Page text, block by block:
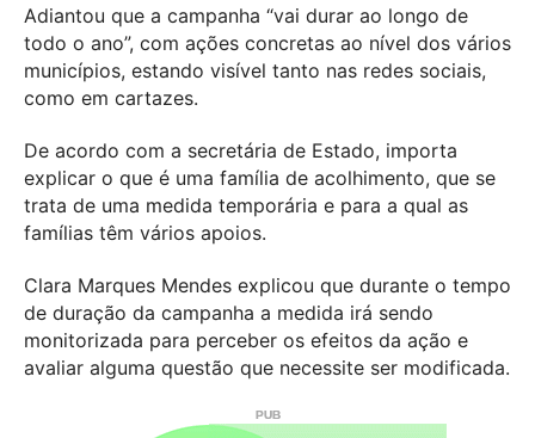
Adiantou que a campanha “vai durar ao longo de
todo o ano”, com ações concretas ao nível dos vários
municípios, estando visível tanto nas redes sociais,
como em cartazes.
De acordo com a secretária de Estado, importa
explicar o que é uma família de acolhimento, que se
trata de uma medida temporária e para a qual as
famílias têm vários apoios.
Clara Marques Mendes explicou que durante o tempo
de duração da campanha a medida irá sendo
monitorizada para perceber os efeitos da ação e
avaliar alguma questão que necessite ser modificada.